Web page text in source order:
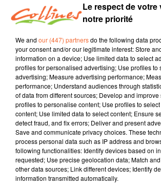
agriculture
7 mai 2026 - 8 min
LA PETITE BÊTE QUI MANGE LA GROSSE !
Jacqueline Pinon
A travers champs
Avec Ludo et Jacqueline, COLLINES
différent sur l'agriculture chaque
Le respect de votre
notre priorité
We and our (447) partnersdo the following data
your consent and/or our legitimate interest: Store
information on a device; Use limited data to select
profiles for personalised advertising; Use profiles to
advertising; Measure advertising performance;
performance; Understand audiences through
of data from different sources; Develop and
profiles to personalise content; Use profiles to
content; Use limited data to select content; Ensure
detect fraud, and fix errors; Deliver and present
Save and communicate privacy choices. These
process personal data such as IP address and
following functionalities: Identify devices based on
requested; Use precise geolocation data; Match
other data sources; Link different devices; Identify
information transmitted automatically.